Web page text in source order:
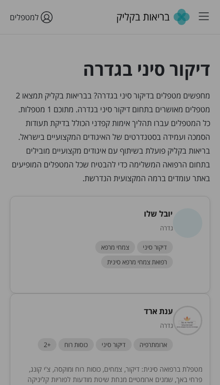
למטפלים
דיקור סיני בגדרה
מחפשים מטפלים בדיקור סיני בגדרה? בבריאות בקליק תמצאו 2
מטפלים מאושרים בתחום דיקור סיני בגדרה. מתוכם 1 מטפלות.
כל המטפלים עברו תהליך אימות קפדני הכולל בדיקת תעודות
הסמכה ועמידה בסטנדרטים של האיגודים המקצועיים בישראל.
בריאות בקליק פועלת בשיתוף עם איגודים מקצועיים מובילים
בתחום הרפואה המשלימה כדי להבטיח שכל המטפלים המופיעים
באתר עומדים ברמה המקצועית הנדרשת.
יובל שלו
גדרה
דיקור סיני
צמחי מרפא
רפואת צמחי מרפא סינית
ענת ארד
גדרה
ארומתרפיה דיקור סיני כוסות רוח +2
מטפלת ברפואה סינית: דיקור, צמחים, כוסות רוח ומוקסה, צ'י קונג,
פרחי באך, שמנים ארומטיים מנחת שיטת מודעות לפוריות קליניקה